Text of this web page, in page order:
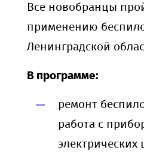
Все новобранцы
применению
Ленинградской
В программе:
ремонт
работа с
электрических